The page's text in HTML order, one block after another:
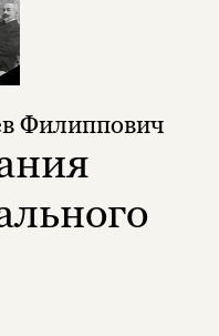
Филиппович